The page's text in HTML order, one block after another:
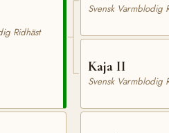
Ridhäst
Svensk Varmblodig
Kaja II
Svensk Varmblodig